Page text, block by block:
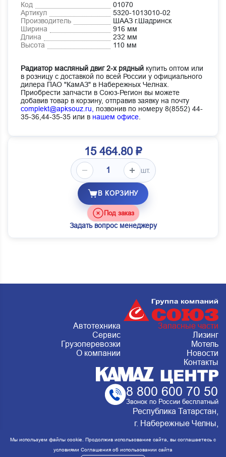
Код
01070
Артикул
5320-1013010-02
Производитель
ШААЗ г.Шадринск
Ширина
916 мм
Длина
232 мм
Высота
110 мм
Радиатор масляный двиг 2-х рядный купить оптом или
в розницу с доставкой по всей России у официального
дилера ПАО "КамАЗ" в Набережных Челнах.
Приобрести запчасти в Союз-Регион вы можете
добавив товар в корзину, отправив заявку на почту
complekt@apksouz.ru, позвонив по номеру 8(8552) 44-
35-36,44-35-35 или в нашем офисе.
15 464.80 ₽
шт.
В КОРЗИНУ
Под заказ
Задать вопрос менеджеру
Автотехника
Запасные части
Сервис
Лизинг
Грузоперевозки
Мотель
О компании
Новости
Контакты
8 800 600 70 50
Звонок по России бесплатный
Республика Татарстан,
г. Набережные Челны,
Металлургическая 15, стр.2 Сервис:
ежедневно с 8:00 до 20:00
Мы используем файлы cookie. Продолжив использование сайта, вы соглашаетесь с
условиями Соглашения об использовании сайта